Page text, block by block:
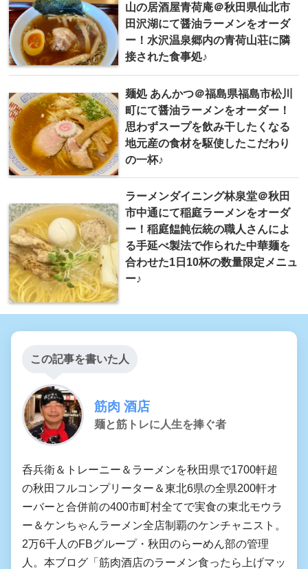
山の居酒屋青荷庵＠秋田県仙北市
田沢湖にて醤油ラーメンをオーダ
ー！水沢温泉郷内の青荷山荘に隣
接された食事処♪
麺処 あんかつ＠福島県福島市松川
町にて醤油ラーメンをオーダー！
思わずスープを飲み干したくなる
地元産の食材を駆使したこだわり
の一杯♪
ラーメンダイニング林泉堂＠秋田
市中通にて稲庭ラーメンをオーダ
ー！稲庭饂飩伝統の職人さんによ
る手延べ製法で作られた中華麺を
合わせた1日10杯の数量限定メニュ
ー♪
この記事を書いた人
筋肉 酒店
麺と筋トレに人生を捧ぐ者
呑兵衛＆トレーニー＆ラーメンを秋田県で1700軒超
の秋田フルコンプリーター＆東北6県の全県200軒オ
ーバーと合併前の400市町村全てで実食の東北モウラ
ー＆ケンちゃんラーメン全店制覇のケンチャニスト。
2万6千人のFBグループ・秋田のらーめん部の管理
人。本ブログ「筋肉酒店のラーメン食ったら上げマッ